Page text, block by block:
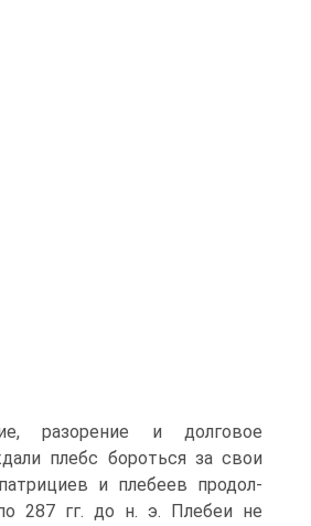
разорение и долговое
плебс бороться за свои
и плебеев продол­
287 гг. до н. э. Плебеи не